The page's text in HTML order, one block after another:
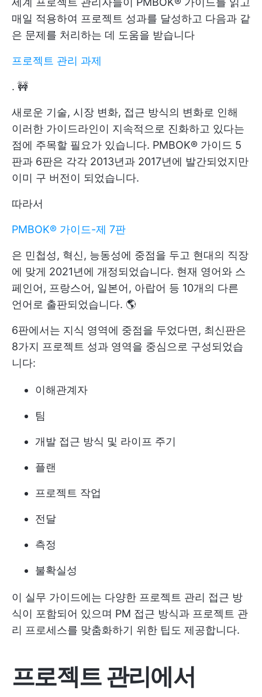
매일 적용하여 프로젝트 성과를 달성하고 다음과 같
은 문제를 처리하는 데 도움을 받습니다
프로젝트 관리 과제
. 🚧
새로운 기술, 시장 변화, 접근 방식의 변화로 인해
이러한 가이드라인이 지속적으로 진화하고 있다는
점에 주목할 필요가 있습니다. PMBOK® 가이드 5
판과 6판은 각각 2013년과 2017년에 발간되었지만
이미 구 버전이 되었습니다.
따라서
PMBOK® 가이드-제 7판
은 민첩성, 혁신, 능동성에 중점을 두고 현대의 직장
에 맞게 2021년에 개정되었습니다. 현재 영어와 스
페인어, 프랑스어, 일본어, 아랍어 등 10개의 다른
언어로 출판되었습니다. 🌎
6판에서는 지식 영역에 중점을 두었다면, 최신판은
8가지 프로젝트 성과 영역을 중심으로 구성되었습
니다:
이해관계자
팀
개발 접근 방식 및 라이프 주기
플랜
프로젝트 작업
전달
측정
불확실성
이 실무 가이드에는 다양한 프로젝트 관리 접근 방
식이 포함되어 있으며 PM 접근 방식과 프로젝트 관
리 프로세스를 맞춤화하기 위한 팁도 제공합니다.
프로젝트 관리에서